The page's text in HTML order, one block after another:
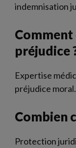
indemnisation
Comment
préjudice
Expertise
préjudice moral.
Combien
Protection